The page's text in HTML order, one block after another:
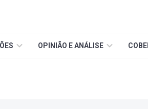
OPINIÃO E ANÁLISE